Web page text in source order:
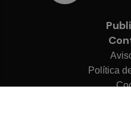
Política